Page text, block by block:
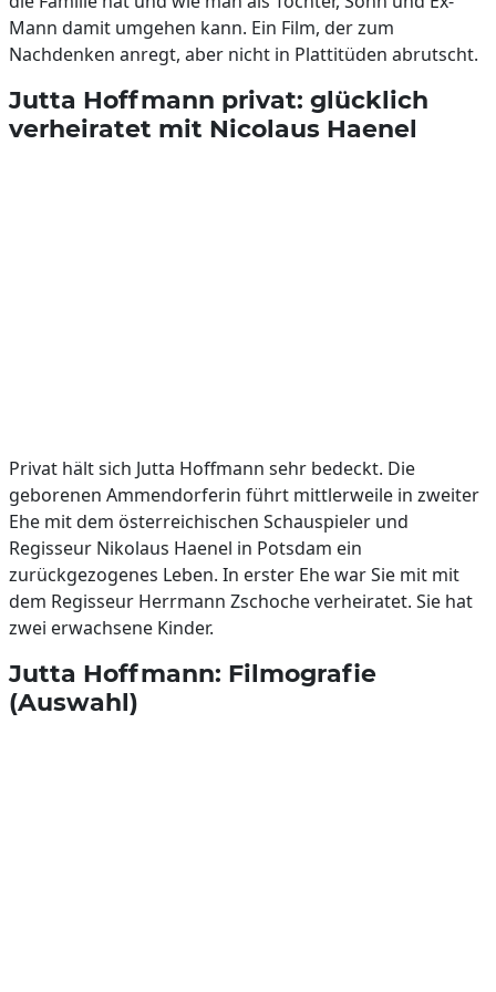
Mann damit umgehen kann. Ein Film, der zum
Nachdenken anregt, aber nicht in Plattitüden abrutscht.
Jutta Hoffmann privat: glücklich
verheiratet mit Nicolaus Haenel
Privat hält sich Jutta Hoffmann sehr bedeckt. Die
geborenen Ammendorferin führt mittlerweile in zweiter
Ehe mit dem österreichischen Schauspieler und
Regisseur Nikolaus Haenel in Potsdam ein
zurückgezogenes Leben. In erster Ehe war Sie mit mit
dem Regisseur Herrmann Zschoche verheiratet. Sie hat
zwei erwachsene Kinder.
Jutta Hoffmann: Filmografie
(Auswahl)